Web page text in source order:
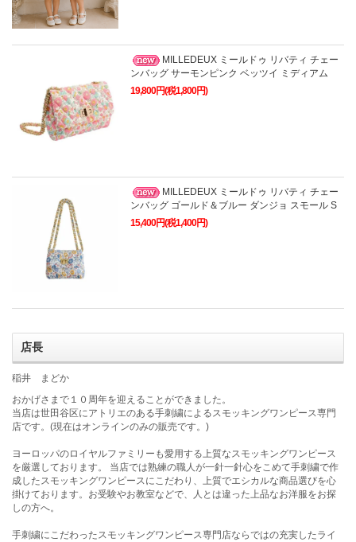
MILLEDEUX ミールドゥ リバティ チェー
ンバッグ サーモンピンク ベッツイ ミディアム
19,800円(税1,800円)
MILLEDEUX ミールドゥ リバティ チェー
ンバッグ ゴールド＆ブルー ダンジョ スモール S
15,400円(税1,400円)
店長
稲井 まどか
おかげさまで１０周年を迎えることができました。
当店は世田谷区にアトリエのある手刺繍によるスモッキングワンピース専門
店です。(現在はオンラインのみの販売です。)
ヨーロッパのロイヤルファミリーも愛用する上質なスモッキングワンピース
を厳選しております。 当店では熟練の職人が一針一針心をこめて手刺繍で作
成したスモッキングワンピースにこだわり、上質でエシカルな商品選びを心
掛けております。お受験やお教室などで、人とは違った上品なお洋服をお探
しの方へ。
手刺繍にこだわったスモッキングワンピース専門店ならではの充実したライ